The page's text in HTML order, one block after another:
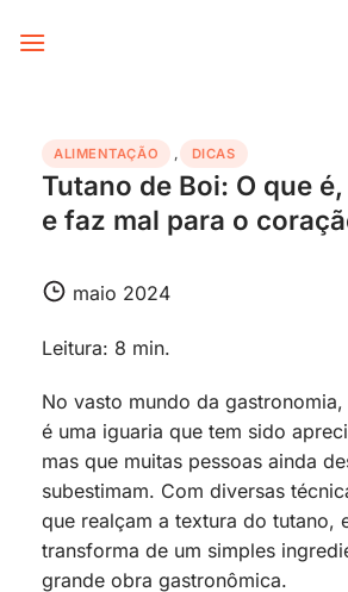
ALIMENTAÇÃO , DICAS
Tutano de Boi: O que
e faz mal para o
maio 2024
Leitura: 8 min.
No vasto mundo da
é uma iguaria que tem sido
mas que muitas pessoas ainda
subestimam. Com diversas
que realçam a textura do tutano,
transforma de um simples
grande obra gastronômica.